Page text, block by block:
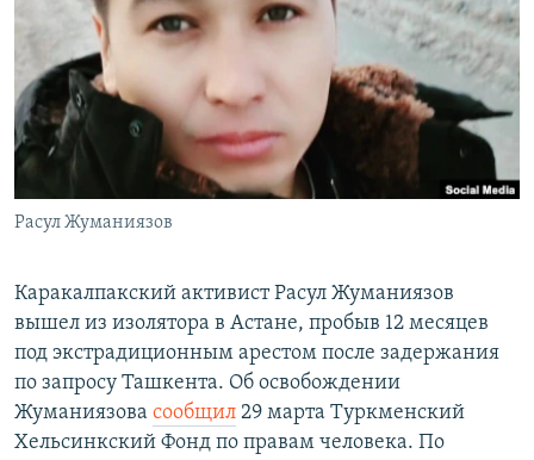
Расул Жуманиязов
Каракалпакский активист Расул Жуманиязов
вышел из изолятора в Астане, пробыв 12 месяцев
под экстрадиционным арестом после задержания
по запросу Ташкента. Об освобождении
Жуманиязова сообщил 29 марта Туркменский
Хельсинкский Фонд по правам человека. По